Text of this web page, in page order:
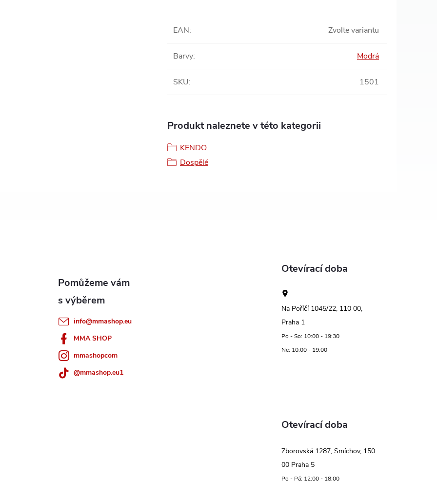
EAN: Zvolte variantu
Barvy: Modrá
SKU: 1501
Produkt naleznete v této kategorii
KENDO
Dospělé
info@mmashop.eu
MMA SHOP
mmashopcom
@mmashop.eu1
Otevírací doba
Na Poříčí 1045/22, 110 00,
Praha 1
Po - So: 10:00 - 19:30
Ne: 10:00 - 19:00
Otevírací doba
Zborovská 1287, Smíchov, 150
00 Praha 5
Po - Pá: 12:00 - 18:00